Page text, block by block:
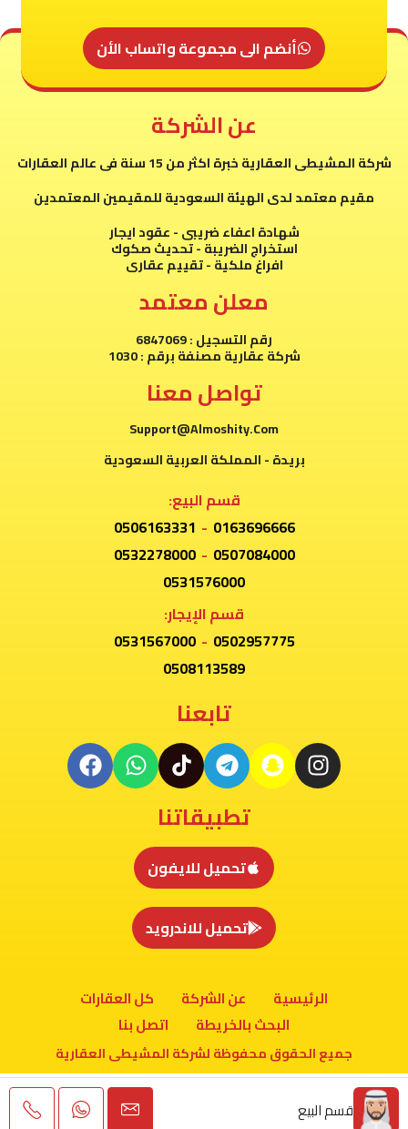
قسم البيع
أنضم الى مجموعة واتساب الأن
عن الشركة
شركة المشيطى العقارية خبرة اكثر من 15 سنة فى عالم العقارات
مقيم معتمد لدى الهيئة السعودية للمقيمين المعتمدين
شهادة اعفاء ضريبى - عقود ايجار
استخراج الضريبة - تحديث صكوك
افراغ ملكية - تقييم عقارى
معلن معتمد
رقم التسجيل : 6847069
شركة عقارية مصنفة برقم : 1030
تواصل معنا
Support@Almoshity.Com
بريدة - المملكة العربية السعودية
قسم البيع:
0163696666
-
0506163331
0507084000
-
0532278000
0531576000
قسم الإيجار:
0502957775
-
0531567000
0508113589
تابعنا
تطبيقاتنا
تحميل للايفون
تحميل للاندرويد
الرئيسية عن الشركة
كل العقارات
البحث بالخريطة
اتصل بنا
جميع الحقوق محفوظة لشركة المشيطى العقارية